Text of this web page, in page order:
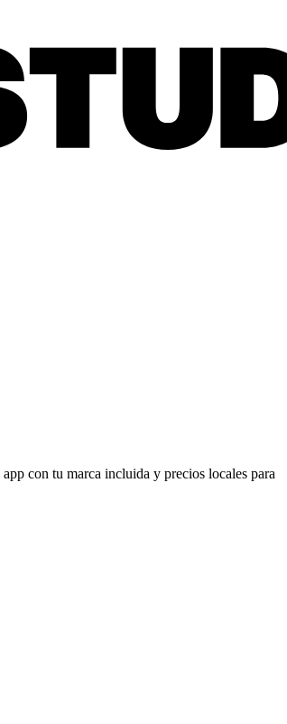
con tu marca incluida y precios locales para